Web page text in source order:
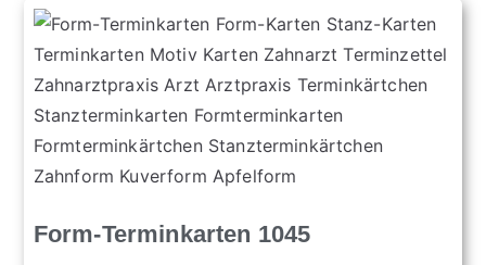
Form-Terminkarten 1045